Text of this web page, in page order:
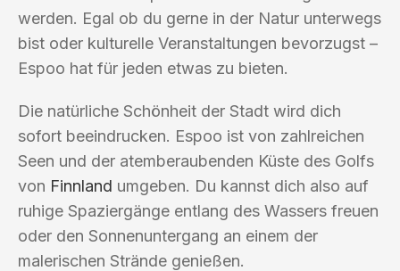
werden. Egal ob du gerne in der Natur unterwegs
bist oder kulturelle Veranstaltungen bevorzugst –
Espoo hat für jeden etwas zu bieten.
Die natürliche Schönheit der Stadt wird dich
sofort beeindrucken. Espoo ist von zahlreichen
Seen und der atemberaubenden Küste des Golfs
von Finnland umgeben. Du kannst dich also auf
ruhige Spaziergänge entlang des Wassers freuen
oder den Sonnenuntergang an einem der
malerischen Strände genießen.